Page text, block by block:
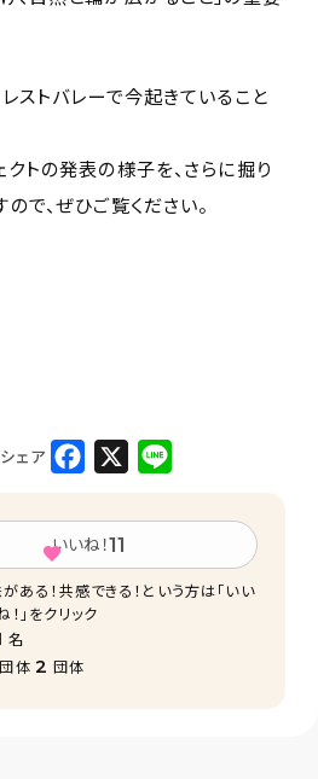
ストバレーで今起きていること
トの発表の様子を、さらに掘り
で、ぜひご覧ください。
F
a
b
o
o
k
X
ェア
いいね！11
ある！共感できる！という方は「いい
！」をクリック
名
体 2 団体